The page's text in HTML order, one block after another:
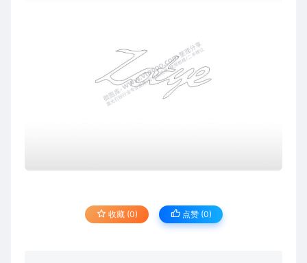
收藏 (0) 点赞 (0)